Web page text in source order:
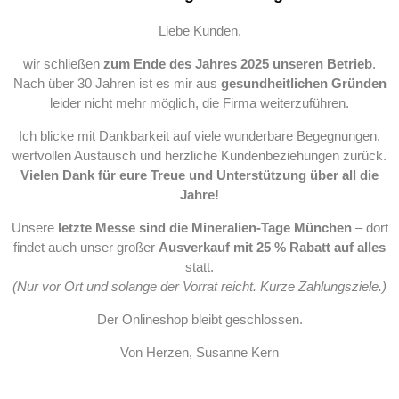
Liebe Kunden,
wir schließen zum Ende des Jahres 2025 unseren Betrieb.
Nach über 30 Jahren ist es mir aus gesundheitlichen Gründen
leider nicht mehr möglich, die Firma weiterzuführen.
Ich blicke mit Dankbarkeit auf viele wunderbare Begegnungen,
wertvollen Austausch und herzliche Kundenbeziehungen zurück.
Vielen Dank für eure Treue und Unterstützung über all die
Jahre!
Unsere letzte Messe sind die Mineralien-Tage München– dort
findet auch unser großer Ausverkauf mit 25 % Rabatt auf alles
statt.
(Nur vor Ort und solange der Vorrat reicht. Kurze Zahlungsziele.)
Der Onlineshop bleibt geschlossen.
Von Herzen, Susanne Kern